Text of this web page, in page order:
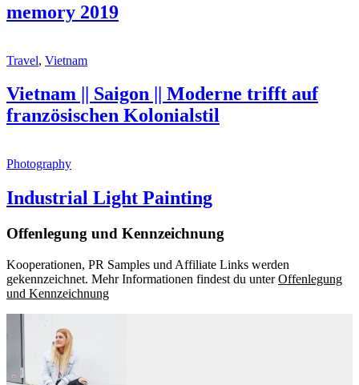
memory 2019
Travel, Vietnam
Vietnam || Saigon || Moderne trifft auf
französischen Kolonialstil
Photography
Industrial Light Painting
Offenlegung und Kennzeichnung
Kooperationen, PR Samples und Affiliate Links werden
gekennzeichnet. Mehr Informationen findest du unterOffenlegung
und Kennzeichnung